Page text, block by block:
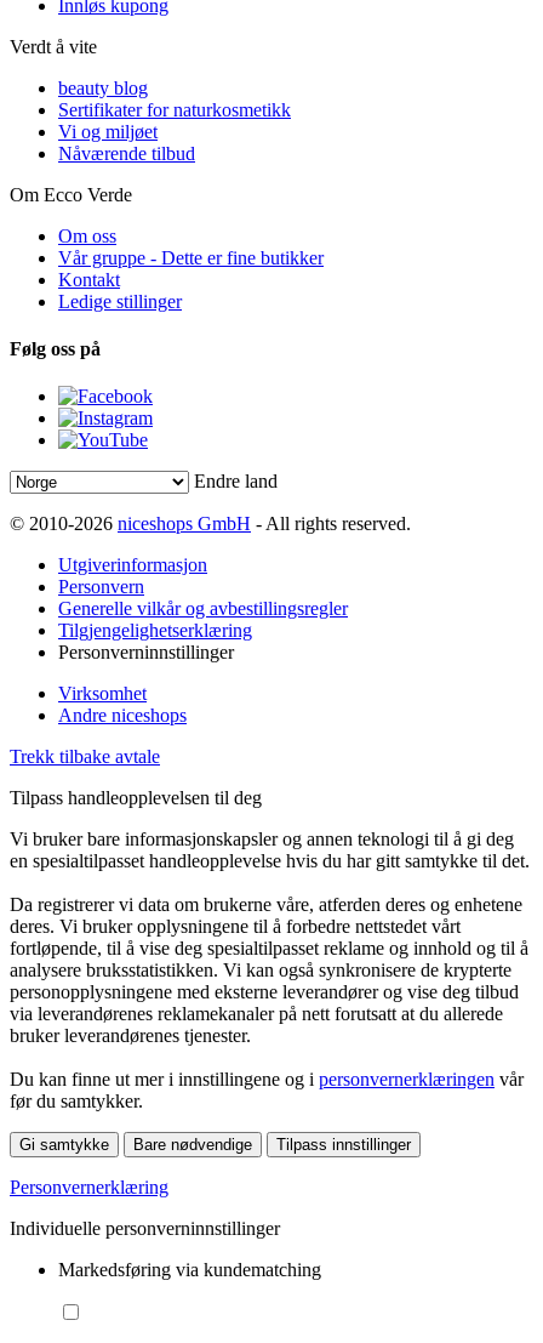
Innløs kupong
Verdt å vite
beauty blog
Sertifikater for naturkosmetikk
Vi og miljøet
Nåværende tilbud
Om Ecco Verde
Om oss
Vår gruppe - Dette er fine butikker
Kontakt
Ledige stillinger
Følg oss på
Endre land
© 2010-2026 niceshops GmbH - All rights reserved.
Utgiverinformasjon
Personvern
Generelle vilkår og avbestillingsregler
Tilgjengelighetserklæring
Personverninnstillinger
Virksomhet
Andre niceshops
Trekk tilbake avtale
Tilpass handleopplevelsen til deg
Vi bruker bare informasjonskapsler og annen teknologi til å gi deg
en spesialtilpasset handleopplevelse hvis du har gitt samtykke til det.
Da registrerer vi data om brukerne våre, atferden deres og enhetene
deres. Vi bruker opplysningene til å forbedre nettstedet vårt
fortløpende, til å vise deg spesialtilpasset reklame og innhold og til å
analysere bruksstatistikken. Vi kan også synkronisere de krypterte
personopplysningene med eksterne leverandører og vise deg tilbud
via leverandørenes reklamekanaler på nett forutsatt at du allerede
bruker leverandørenes tjenester.
Du kan finne ut mer i innstillingene og i personvernerklæringen vår
før du samtykker.
Gi samtykke Bare nødvendige Tilpass innstillinger
Personvernerklæring
Individuelle personverninnstillinger
Markedsføring via kundematching